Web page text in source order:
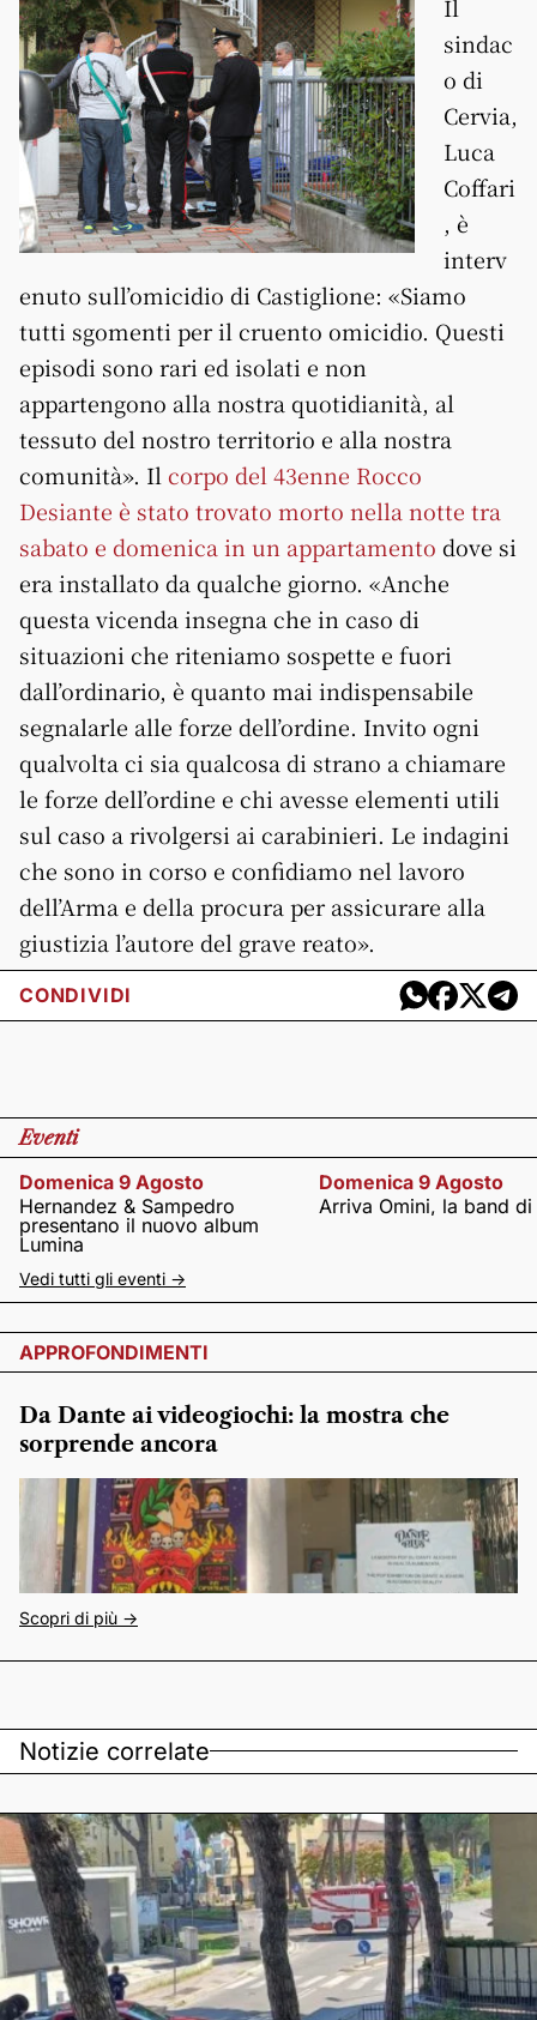
Il
sindac
o di
Cervia,
Luca
Coffari
, è
interv
enuto sull’omicidio di Castiglione: «Siamo
tutti sgomenti per il cruento omicidio. Questi
episodi sono rari ed isolati e non
appartengono alla nostra quotidianità, al
tessuto del nostro territorio e alla nostra
comunità». Il corpo del 43enne Rocco
Desiante è stato trovato morto nella notte tra
sabato e domenica in un appartamento dove si
era installato da qualche giorno. «Anche
questa vicenda insegna che in caso di
situazioni che riteniamo sospette e fuori
dall’ordinario, è quanto mai indispensabile
segnalarle alle forze dell’ordine. Invito ogni
qualvolta ci sia qualcosa di strano a chiamare
le forze dell’ordine e chi avesse elementi utili
sul caso a rivolgersi ai carabinieri. Le indagini
che sono in corso e confidiamo nel lavoro
dell’Arma e della procura per assicurare alla
giustizia l’autore del grave reato».
CONDIVIDI
Eventi
Domenica 9 Agosto
Hernandez & Sampedro
presentano il nuovo album
Lumina
Domenica 9 Agosto
Arriva Omini, la band
Vedi tutti gli eventi ->
APPROFONDIMENTI
Da Dante ai videogiochi: la mostra che
sorprende ancora
Scopri di più ->
Notizie correlate